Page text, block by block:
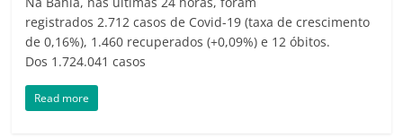
registrados 2.712 casos de Covid-19 (taxa de crescimento
de 0,16%), 1.460 recuperados (+0,09%) e 12 óbitos.
Dos 1.724.041 casos
Read more